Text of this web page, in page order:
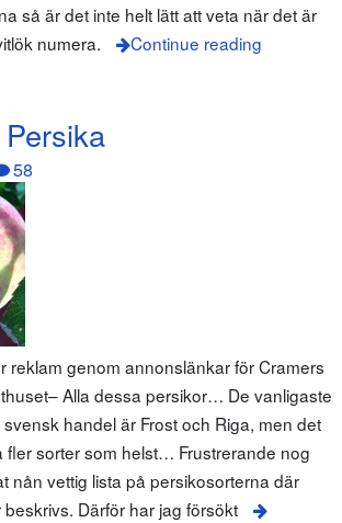
så är det inte helt lätt att veta när det är
numera.
Continue reading
58
reklam genom annonslänkar för Cramers
Alla dessa persikor… De vanligaste
handel är Frost och Riga, men det
fler sorter som helst… Frustrerande nog
nån vettig lista på persikosorterna där
Därför har jag försökt